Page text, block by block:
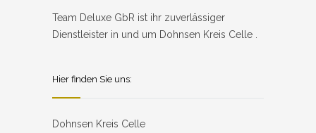
Team Deluxe GbR ist ihr zuverlässiger
Dienstleister in und um Dohnsen Kreis Celle .
Hier finden Sie uns:
Dohnsen Kreis Celle